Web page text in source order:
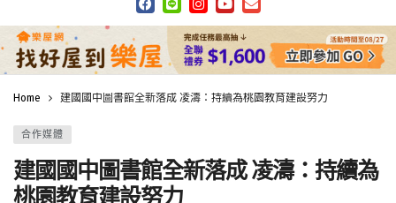
Home 建國國中圖書館全新落成 凌濤：持續為桃園教育建設努力
合作媒體
建國國中圖書館全新落成 凌濤：持續為
桃園教育建設努力